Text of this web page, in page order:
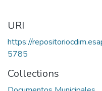
URI
https://
5785
Collections